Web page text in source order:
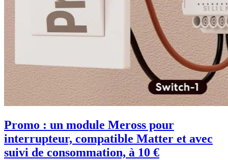
Promo : un module Meross pour
interrupteur, compatible Matter et avec
suivi de consommation, à 10 €